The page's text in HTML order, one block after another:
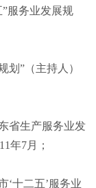
服务业发展规
划”（主持人）
省生产服务业发
年7月；
‘十二五’服务业